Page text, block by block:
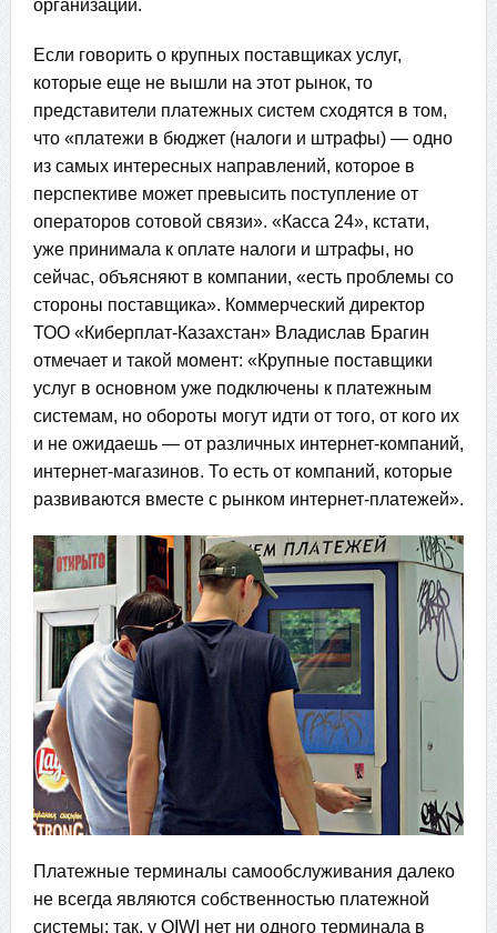
организаций.
Если говорить о крупных поставщиках услуг,
которые еще не вышли на этот рынок, то
представители платежных систем сходятся в том,
что «платежи в бюджет (налоги и штрафы) — одно
из самых интересных направлений, которое в
перспективе может превысить поступление от
операторов сотовой связи». «Касса 24», кстати,
уже принимала к оплате налоги и штрафы, но
сейчас, объясняют в компании, «есть проблемы со
стороны поставщика». Коммерческий директор
ТОО «Киберплат-Казахстан» Владислав Брагин
отмечает и такой момент: «Крупные поставщики
услуг в основном уже подключены к платежным
системам, но обороты могут идти от того, от кого их
и не ожидаешь — от различных интернет-компаний,
интернет-магазинов. То есть от компаний, которые
развиваются вместе с рынком интернет-платежей».
Платежные терминалы самообслуживания далеко
не всегда являются собственностью платежной
системы: так, у QIWI нет ни одного терминала в